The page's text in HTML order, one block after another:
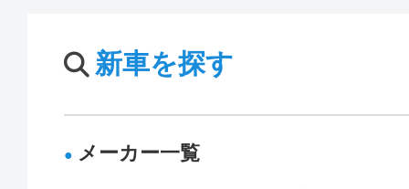
新車を探す
メーカー一覧